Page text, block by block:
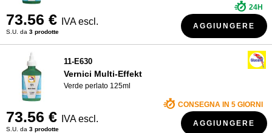
73.56 € IVA escl.
S.U. da 3 prodotte
24H
AGGIUNGERE
11-E630
Vernici Multi-Effekt
Verde perlato 125ml
73.56 € IVA escl.
S.U. da 3 prodotte
CONSEGNA IN 5 GIORNI
AGGIUNGERE